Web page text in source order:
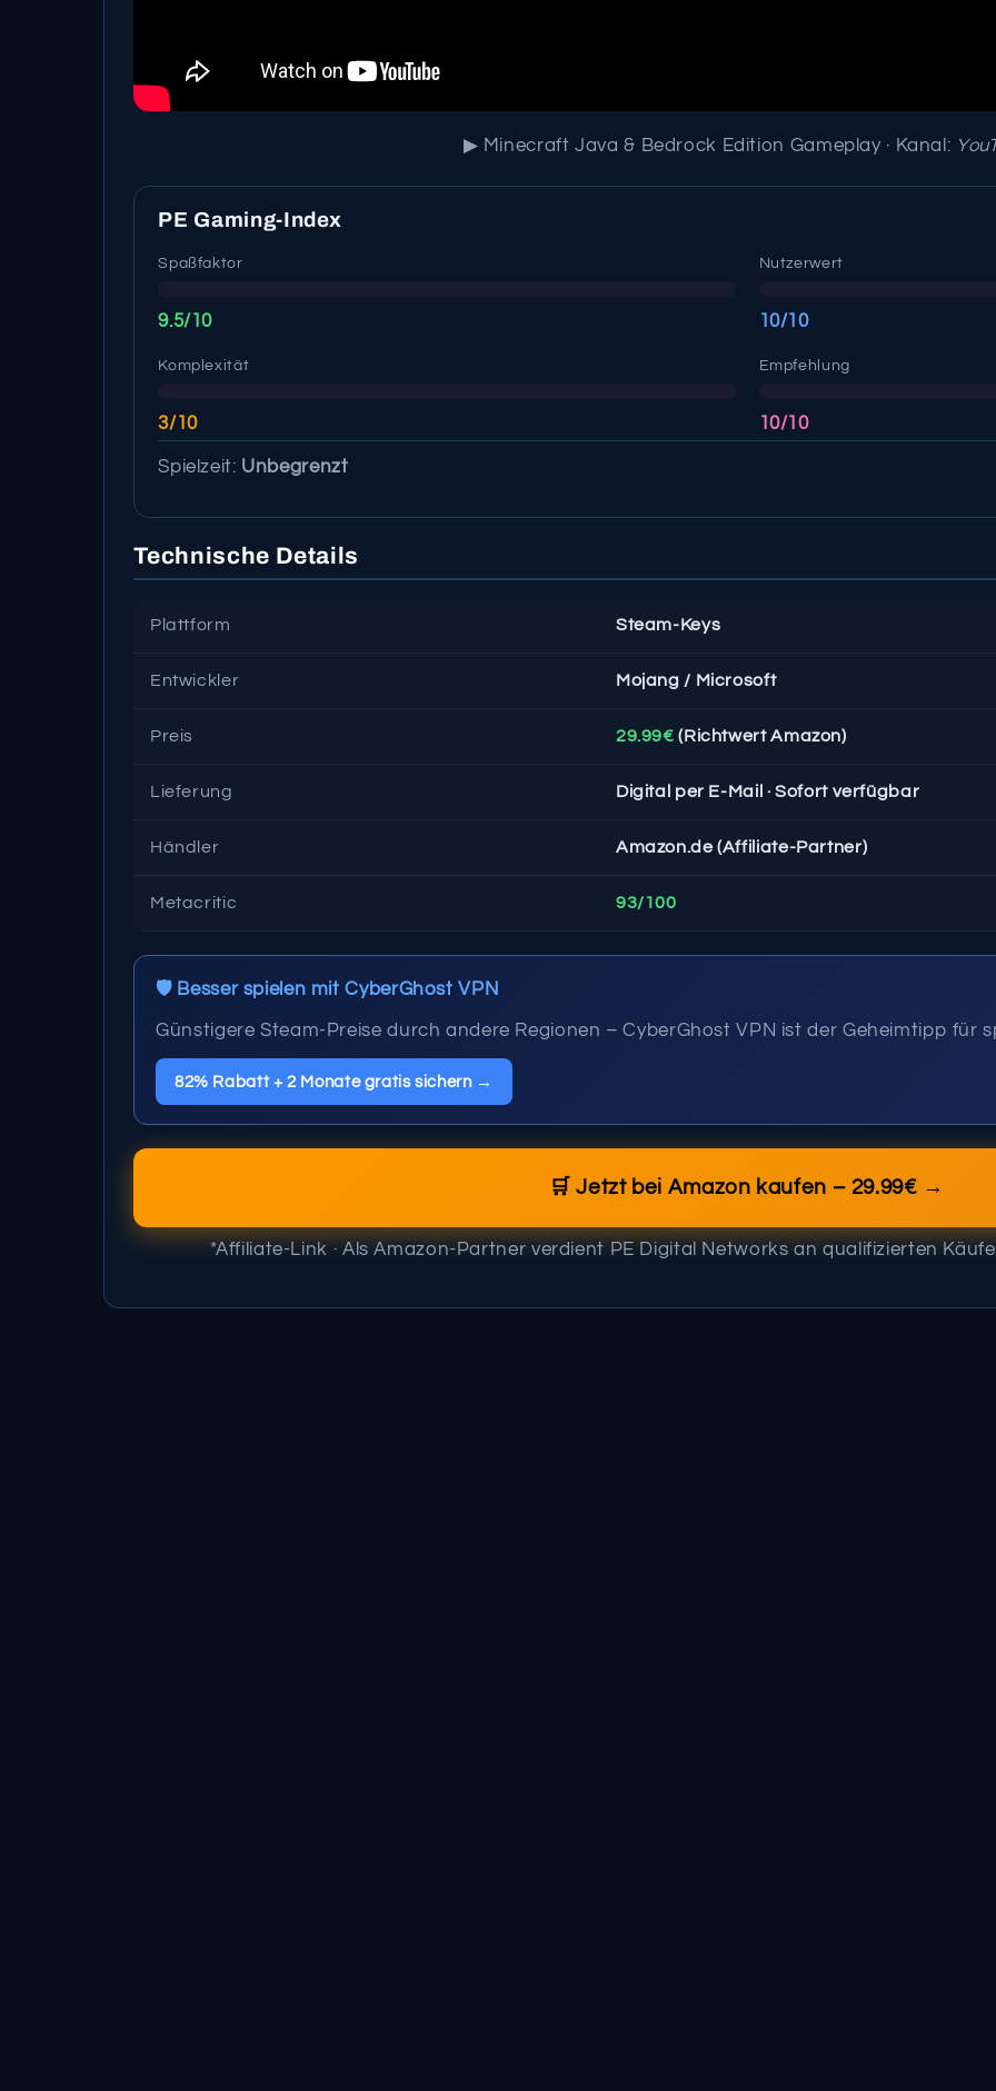
▶ Minecraft Java & Bedrock Edition Gameplay · Kanal:
PE Gaming-Index
Spaßfaktor
9.5/10
Nutzerwert
10/10
Komplexität
3/10
Empfehlung
10/10
Spielzeit: Unbegrenzt
Technische Details
Plattform Steam-Keys
Entwickler Mojang / Microsoft
Preis 29.99€ (Richtwert Amazon)
Lieferung Digital per E-Mail · Sofort verfügbar
Händler Amazon.de (Affiliate-Partner)
Metacritic 93/100
🛡️ Besser spielen mit CyberGhost VPN
Günstigere Steam-Preise durch andere Regionen – CyberGhost VPN ist der Geheimtipp für
82% Rabatt + 2 Monate gratis sichern →
🛒 Jetzt bei Amazon kaufen – 29.99€ →
*Affiliate-Link · Als Amazon-Partner verdient PE Digital Networks an qualifizierten